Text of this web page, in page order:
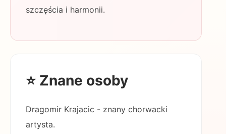
szczęścia i harmonii.
⭐ Znane osoby
Dragomir Krajacic - znany chorwacki
artysta.